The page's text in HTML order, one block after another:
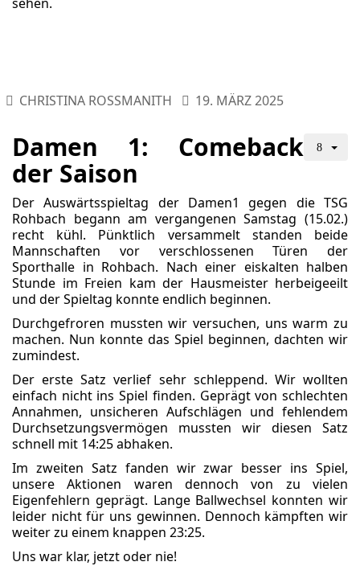
CHRISTINA ROSSMANITH 19. MÄRZ 2025
Damen 1: Comeback
der Saison
Der Auswärtsspieltag der Damen1 gegen die TSG
Rohbach begann am vergangenen Samstag (15.02.)
recht kühl. Pünktlich versammelt standen beide
Mannschaften vor verschlossenen Türen der
Sporthalle in Rohbach. Nach einer eiskalten halben
Stunde im Freien kam der Hausmeister herbeigeeilt
und der Spieltag konnte endlich beginnen.
Durchgefroren mussten wir versuchen, uns warm zu
machen. Nun konnte das Spiel beginnen, dachten wir
zumindest.
Der erste Satz verlief sehr schleppend. Wir wollten
einfach nicht ins Spiel finden. Geprägt von schlechten
Annahmen, unsicheren Aufschlägen und fehlendem
Durchsetzungsvermögen mussten wir diesen Satz
schnell mit 14:25 abhaken.
Im zweiten Satz fanden wir zwar besser ins Spiel,
unsere Aktionen waren dennoch von zu vielen
Eigenfehlern geprägt. Lange Ballwechsel konnten wir
leider nicht für uns gewinnen. Dennoch kämpften wir
weiter zu einem knappen 23:25.
Uns war klar, jetzt oder nie!